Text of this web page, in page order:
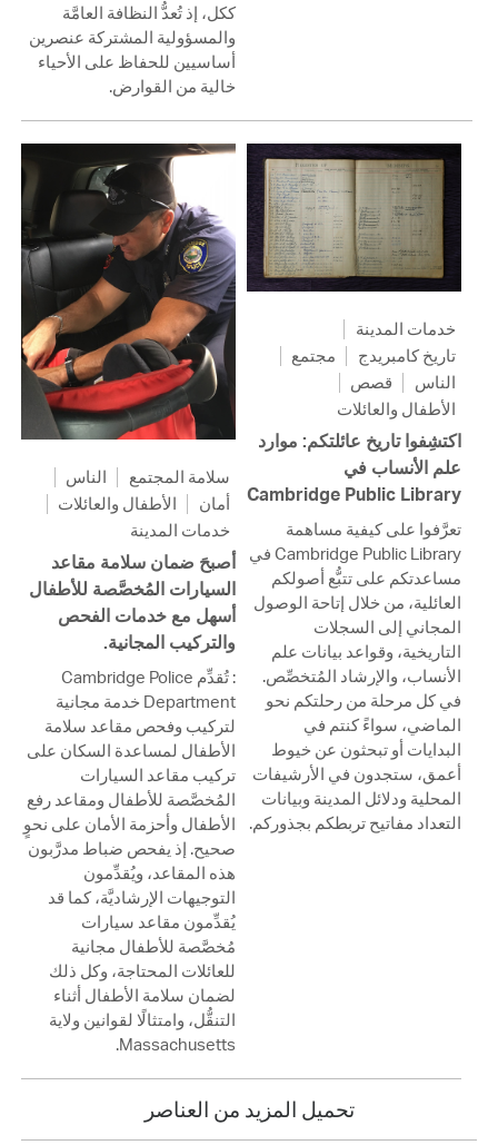
ككل، إذ تُعدُّ النظافة العامَّة
والمسؤولية المشتركة عنصرين
أساسيين للحفاظ على الأحياء
خالية من القوارض.
سلامة المجتمع
الناس
أمان
الأطفال والعائلات
خدمات المدينة
أصبحَ ضمان سلامة مقاعد
السيارات المُخصَّصة للأطفال
أسهل مع خدمات الفحص
والتركيب المجانية.
: تُقدِّم Cambridge Police
Department خدمة مجانية
لتركيب وفحص مقاعد سلامة
الأطفال لمساعدة السكان على
تركيب مقاعد السيارات
المُخصَّصة للأطفال ومقاعد رفع
الأطفال وأحزمة الأمان على نحوٍ
صحيح. إذ يفحص ضباط مدرَّبون
هذه المقاعد، ويُقدِّمون
التوجيهات الإرشاديَّة، كما قد
يُقدِّمون مقاعد سيارات
مُخصَّصة للأطفال مجانية
للعائلات المحتاجة، وكل ذلك
لضمان سلامة الأطفال أثناء
التنقُّل، وامتثالًا لقوانين ولاية
Massachusetts.
خدمات المدينة
تاريخ كامبريدج
مجتمع
الناس
قصص
الأطفال والعائلات
اكتشِفوا تاريخ عائلتكم: موارد
علم الأنساب في
Cambridge Public Library
تعرَّفوا على كيفية مساهمة
Cambridge Public Library في
مساعدتكم على تتبُّع أصولكم
العائلية، من خلال إتاحة الوصول
المجاني إلى السجلات
التاريخية، وقواعد بيانات علم
الأنساب، والإرشاد المُتخصِّص.
في كل مرحلة من رحلتكم نحو
الماضي، سواءً كنتم في
البدايات أو تبحثون عن خيوط
أعمق، ستجدون في الأرشيفات
المحلية ودلائل المدينة وبيانات
التعداد مفاتيح تربطكم بجذوركم.
تحميل المزيد من العناصر